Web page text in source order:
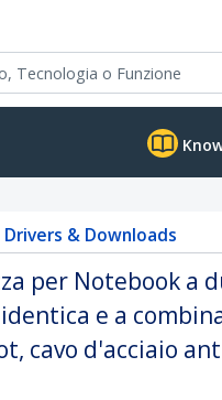
Drivers & Downloads
per Notebook a
e a
cavo d'acciaio